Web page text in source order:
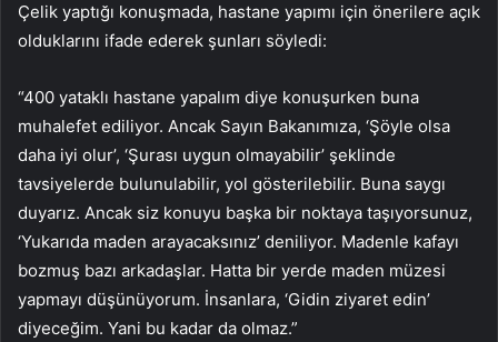
Çelik yaptığı konuşmada, hastane yapımı için önerilere açık
olduklarını ifade ederek şunları söyledi:
“400 yataklı hastane yapalım diye konuşurken buna
muhalefet ediliyor. Ancak Sayın Bakanımıza, ‘Şöyle olsa
daha iyi olur’, ‘Şurası uygun olmayabilir’ şeklinde
tavsiyelerde bulunulabilir, yol gösterilebilir. Buna saygı
duyarız. Ancak siz konuyu başka bir noktaya taşıyorsunuz,
‘Yukarıda maden arayacaksınız’ deniliyor. Madenle kafayı
bozmuş bazı arkadaşlar. Hatta bir yerde maden müzesi
yapmayı düşünüyorum. İnsanlara, ‘Gidin ziyaret edin’
diyeceğim. Yani bu kadar da olmaz.”